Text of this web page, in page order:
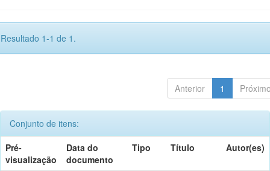
Resultado 1-1 de 1.
Anterior 1
Conjunto de itens:
Pré-
visualização
Data do
documento
Tipo Título Autor(es)